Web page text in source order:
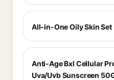
All-in-One Oily Skin Set
Anti-Age Bxl Cellular
Uva/Uvb Sunscreen